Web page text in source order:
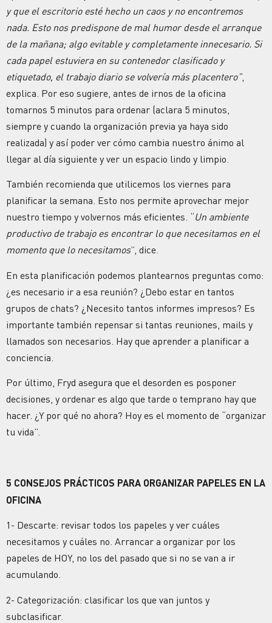
y que el escritorio esté hecho un caos y no encontremos
nada. Esto nos predispone de mal humor desde el arranque
de la mañana; algo evitable y completamente innecesario. Si
cada papel estuviera en su contenedor clasificado y
etiquetado, el trabajo diario se volvería más placentero”,
explica. Por eso sugiere, antes de irnos de la oficina
tomarnos 5 minutos para ordenar (aclara 5 minutos,
siempre y cuando la organización previa ya haya sido
realizada) y así poder ver cómo cambia nuestro ánimo al
llegar al día siguiente y ver un espacio lindo y limpio.
También recomienda que utilicemos los viernes para
planificar la semana. Esto nos permite aprovechar mejor
nuestro tiempo y volvernos más eficientes. “Un ambiente
productivo de trabajo es encontrar lo que necesitamos en el
momento que lo necesitamos”, dice.
En esta planificación podemos plantearnos preguntas como:
¿es necesario ir a esa reunión? ¿Debo estar en tantos
grupos de chats? ¿Necesito tantos informes impresos? Es
importante también repensar si tantas reuniones, mails y
llamados son necesarios. Hay que aprender a planificar a
conciencia.
Por último, Fryd asegura que el desorden es posponer
decisiones, y ordenar es algo que tarde o temprano hay que
hacer. ¿Y por qué no ahora? Hoy es el momento de “organizar
tu vida”.
5 CONSEJOS PRÁCTICOS PARA ORGANIZAR PAPELES EN LA
OFICINA
1- Descarte: revisar todos los papeles y ver cuáles
necesitamos y cuáles no. Arrancar a organizar por los
papeles de HOY, no los del pasado que si no se van a ir
acumulando.
2- Categorización: clasificar los que van juntos y
subclasificar.